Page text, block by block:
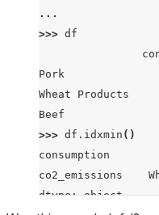
...
>>> df
Pork
Wheat Products
Beef
>>> df . idxmin ()
consumption
co2_emissions
dtype: object